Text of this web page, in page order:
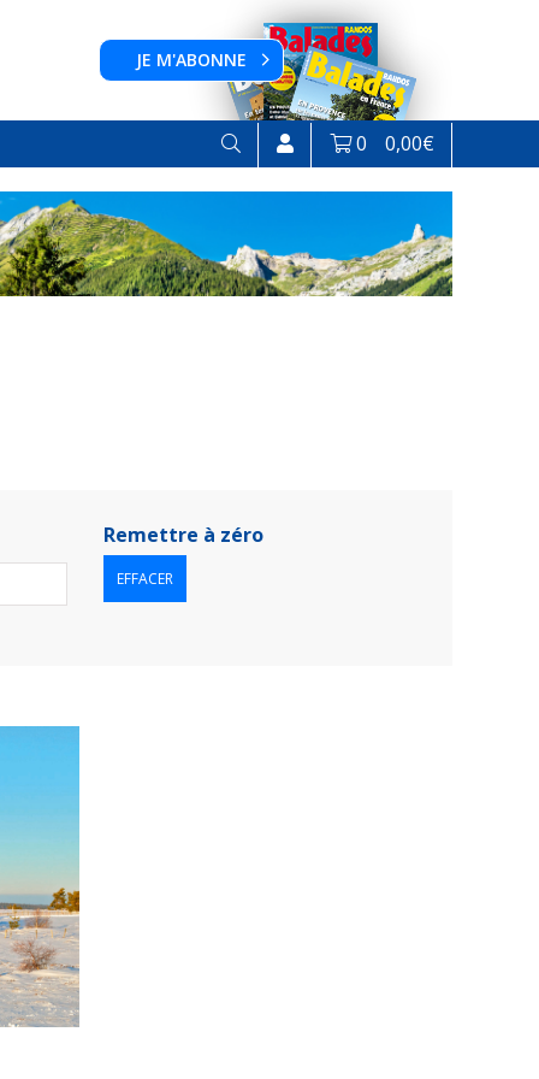
JE M'ABONNE
0 0,00€
Remettre à zéro
EFFACER